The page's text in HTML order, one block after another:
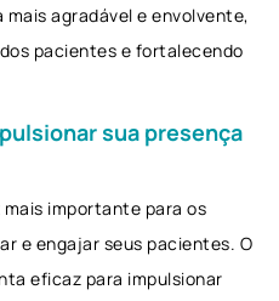
agradável e envolvente,
pacientes e fortalecendo
sua presença
importante para os
e engajar seus pacientes. O
eficaz para impulsionar